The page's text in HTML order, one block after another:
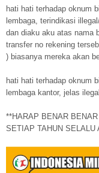
hati hati terhadap oknum
lembaga, terindikasi
dan diaku aku atas nama
transfer no rekening
) biasanya mereka akan
hati hati terhadap oknum
lembaga kantor, jelas
**HARAP BENAR
SETIAP TAHUN SELALU